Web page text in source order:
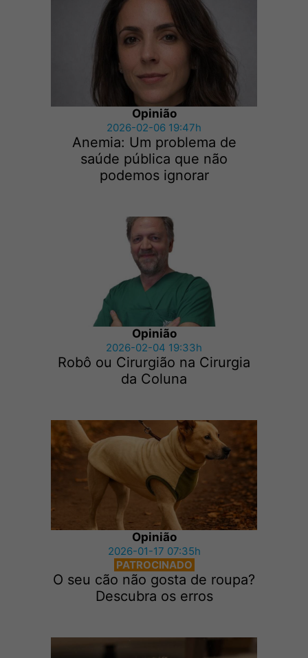
Opinião
2026-02-06 19:47h
Anemia: Um problema de
saúde pública que não
podemos ignorar
Opinião
2026-02-04 19:33h
Robô ou Cirurgião na Cirurgia
da Coluna
Opinião
2026-01-17 07:35h
PATROCINADO
O seu cão não gosta de roupa?
Descubra os erros